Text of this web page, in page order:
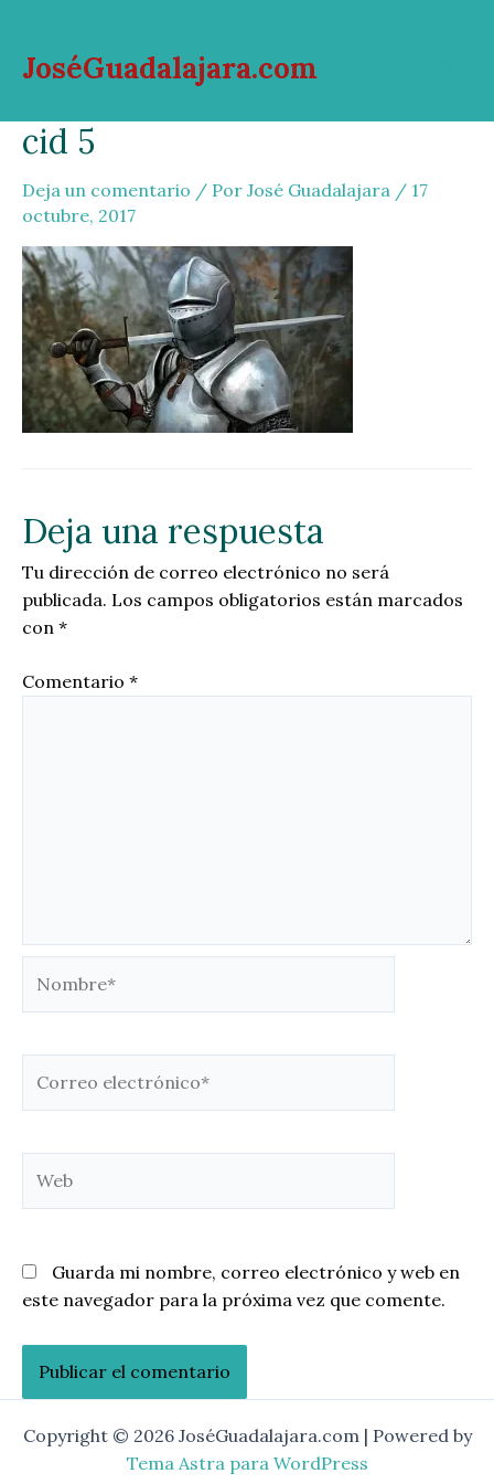
contenido
JoséGuadalajara.com
cid 5
Deja un comentario / Por José Guadalajara / 17
octubre, 2017
Deja una respuesta
Tu dirección de correo electrónico no será
publicada. Los campos obligatorios están marcados
con *
Comentario *
electrónico*
Guarda mi nombre, correo electrónico y web en
este navegador para la próxima vez que comente.
Copyright © 2026 JoséGuadalajara.com | Powered by
Tema Astra para WordPress